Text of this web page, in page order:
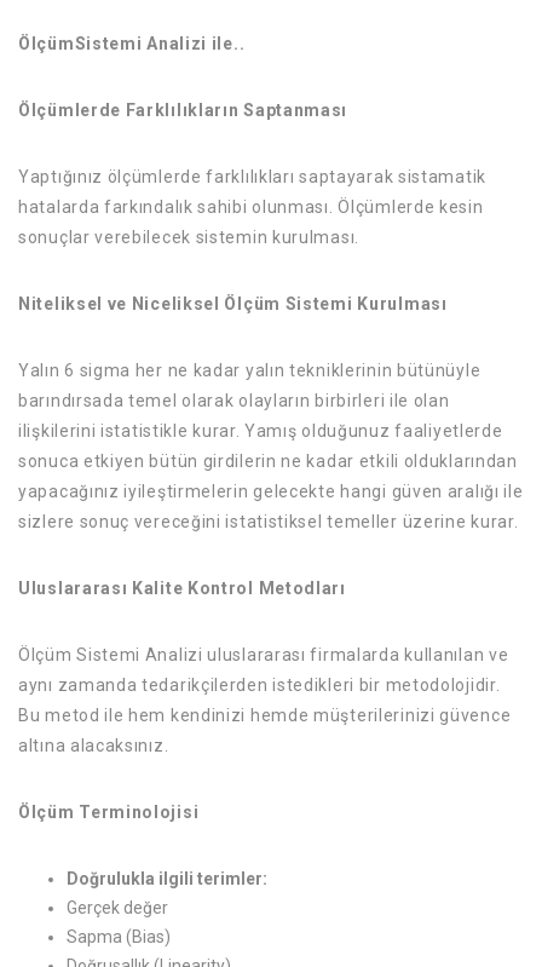
ÖlçümSistemi Analizi ile..
Ölçümlerde Farklılıkların Saptanması
Yaptığınız ölçümlerde farklılıkları saptayarak sistamatik
hatalarda farkındalık sahibi olunması. Ölçümlerde kesin
sonuçlar verebilecek sistemin kurulması.
Niteliksel ve Niceliksel Ölçüm Sistemi Kurulması
Yalın 6 sigma her ne kadar yalın tekniklerinin bütünüyle
barındırsada temel olarak olayların birbirleri ile olan
ilişkilerini istatistikle kurar. Yamış olduğunuz faaliyetlerde
sonuca etkiyen bütün girdilerin ne kadar etkili olduklarından
yapacağınız iyileştirmelerin gelecekte hangi güven aralığı ile
sizlere sonuç vereceğini istatistiksel temeller üzerine kurar.
Uluslararası Kalite Kontrol Metodları​
Ölçüm Sistemi Analizi uluslararası firmalarda kullanılan ve
aynı zamanda tedarikçilerden istedikleri bir metodolojidir.
Bu metod ile hem kendinizi hemde müşterilerinizi güvence
altına alacaksınız.
Ölçüm Terminolojisi
Doğrulukla ilgili terimler:
Gerçek değer
Sapma (Bias)